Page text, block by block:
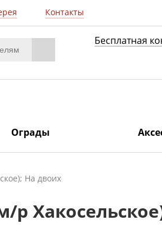
Контакты
Бесплатная
Ограды
На двоих
р